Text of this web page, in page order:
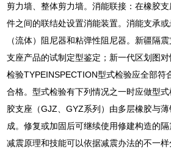
剪力墙、整体剪力墙。消能联接：在橡胶
件之间的联结处设置消能装置。消能支承
（流体）阻尼器和粘弹性阻尼器。新疆隔
支座产品的试制定型鉴定；新一代区划图
检验TYPEINSPECTION型式检验应全部符
合格。型式检验有下列情况之一时应做型
胶支座（GJZ、GYZ系列）由多层橡胶与
成。修复或加固后可继续使用修建构造的
减震原理和技能可以依据减震办法的不一